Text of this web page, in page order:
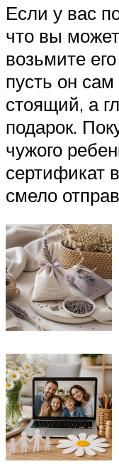
Если у вас
что вы
возьмите
пусть он
стоящий, а
подарок.
чужого
сертификат
смело